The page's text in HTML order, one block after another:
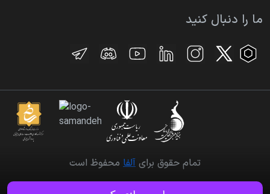
ما را دنبال کنید
تمام حقوق برای آلفا محفوظ است